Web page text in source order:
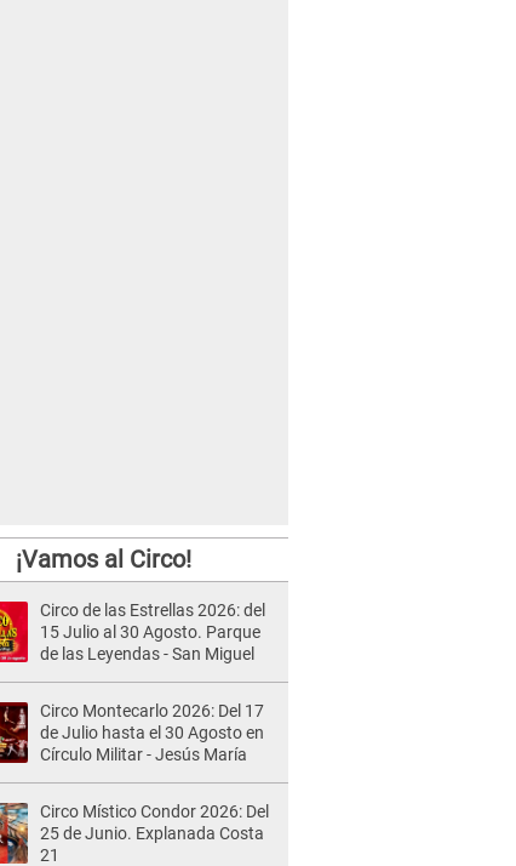
¡Vamos al Circo!
Circo de las Estrellas 2026: del
15 Julio al 30 Agosto. Parque
de las Leyendas - San Miguel
Circo Montecarlo 2026: Del 17
de Julio hasta el 30 Agosto en
Círculo Militar - Jesús María
Circo Místico Condor 2026: Del
25 de Junio. Explanada Costa
21